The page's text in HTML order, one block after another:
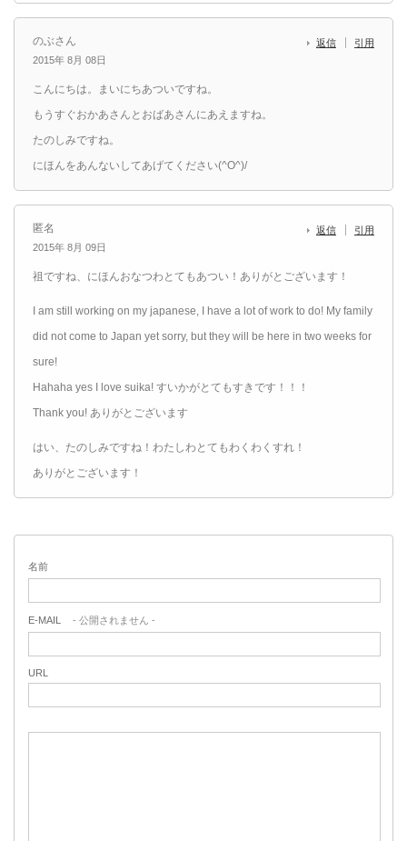
のぶさん
2015年 8月 08日
返信 引用
こんにちは。まいにちあついですね。
もうすぐおかあさんとおばあさんにあえますね。
たのしみですね。
にほんをあんないしてあげてください(^O^)/
匿名
2015年 8月 09日
返信 引用
祖ですね、にほんおなつわとてもあつい！ありがとございます！
I am still working on my japanese, I have a lot of work to do! My family
did not come to Japan yet sorry, but they will be here in two weeks for
sure!
Hahaha yes I love suika! すいかがとてもすきです！！！
Thank you! ありがとございます
はい、たのしみですね！わたしわとてもわくわくすれ！
ありがとございます！
名前
E-MAIL - 公開されません -
URL